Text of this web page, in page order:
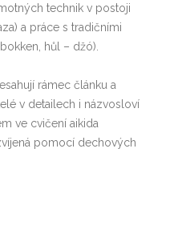
technik v postoji
a práce s tradičními
hůl – džó).
rámec článku a
v detailech i názvosloví
ve cvičení aikida
pomocí dechových